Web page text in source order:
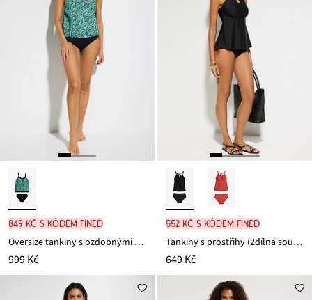
849 Kč s kódem FINED
Oversize tankiny s ozdobnými kroužky (2dílná souprava)
999 Kč
552 Kč s kódem FINED
Tankiny s prostřihy (2dílná souprava)
649 Kč